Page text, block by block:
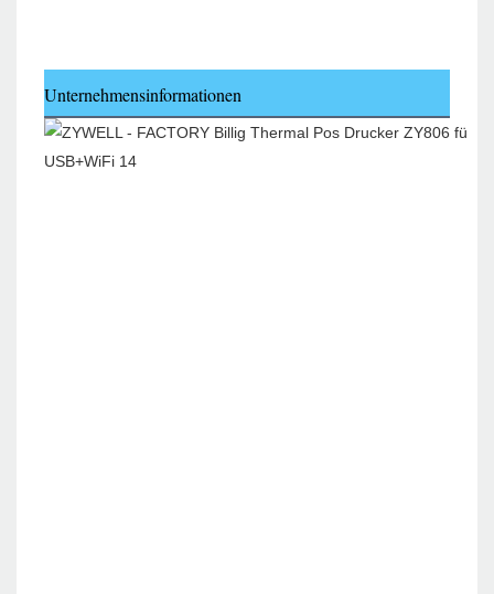
Unternehmensinformationen